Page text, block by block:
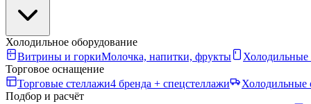
Холодильное оборудование
Витрины и горкиМолочка, напитки, фрукты
Торговое оснащение
Торговые стеллажи4 бренда + спецстеллажи Холодильные
Подбор и расчёт